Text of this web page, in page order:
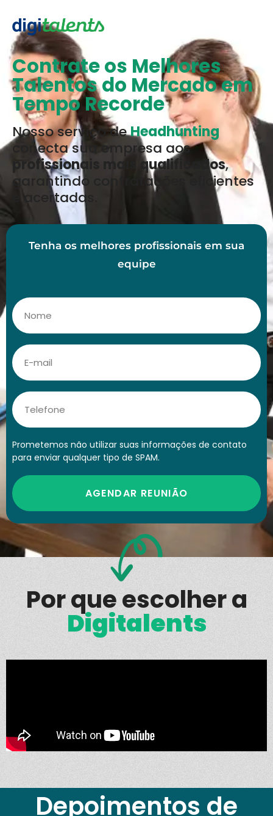
Contrate os Melhores
Talentos do Mercado em
Tempo Recorde
Nosso serviço deHeadhunting
conecta sua empresa aos
profissionais mais qualificados,
garantindo contratações eficientes
e acertadas.
Tenha os melhores profissionais em sua
equipe
Prometemos não utilizar suas informações de contato
para enviar qualquer tipo de SPAM.
AGENDAR REUNIÃO
Por que escolher a
Digitalents
Depoimentos de